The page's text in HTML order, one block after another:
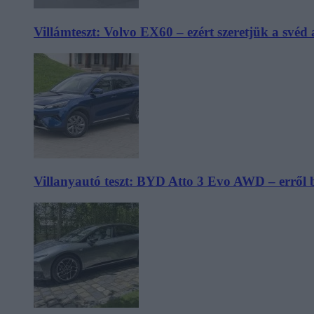
Villámteszt: Volvo EX60 – ezért szeretjük a svéd
Villanyautó teszt: BYD Atto 3 Evo AWD – erről